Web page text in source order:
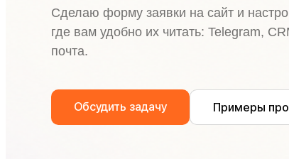
Сделаю форму заявки на сайт и
где вам удобно их читать: Telegram,
почта.
Обсудить задачу Примеры